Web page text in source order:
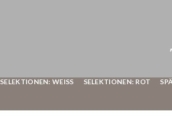
SELEKTIONEN: WEISS SELEKTIONEN: ROT